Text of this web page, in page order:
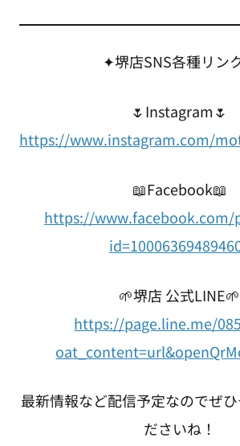
✦堺店SNS各種リン
🌷Instagram🌷
https://www.instagram.com/
📖Facebook📖
https://www.facebook.com/
🌱堺店 公式LINE🌱
https://page.line.me/
最新情報など配信予定なのでぜ
ださいね！